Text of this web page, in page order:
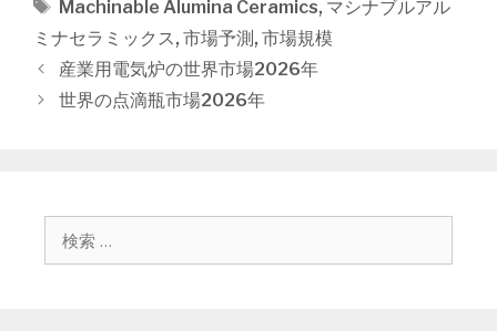
ゴ
リ
ー
タ
グ
Machinable Alumina Ceramics, マシナブルアル
ミナセラミックス , 市場予測 , 市場規模
投
稿
産業用電気炉の世界市場2026年
世界の点滴瓶市場2026年